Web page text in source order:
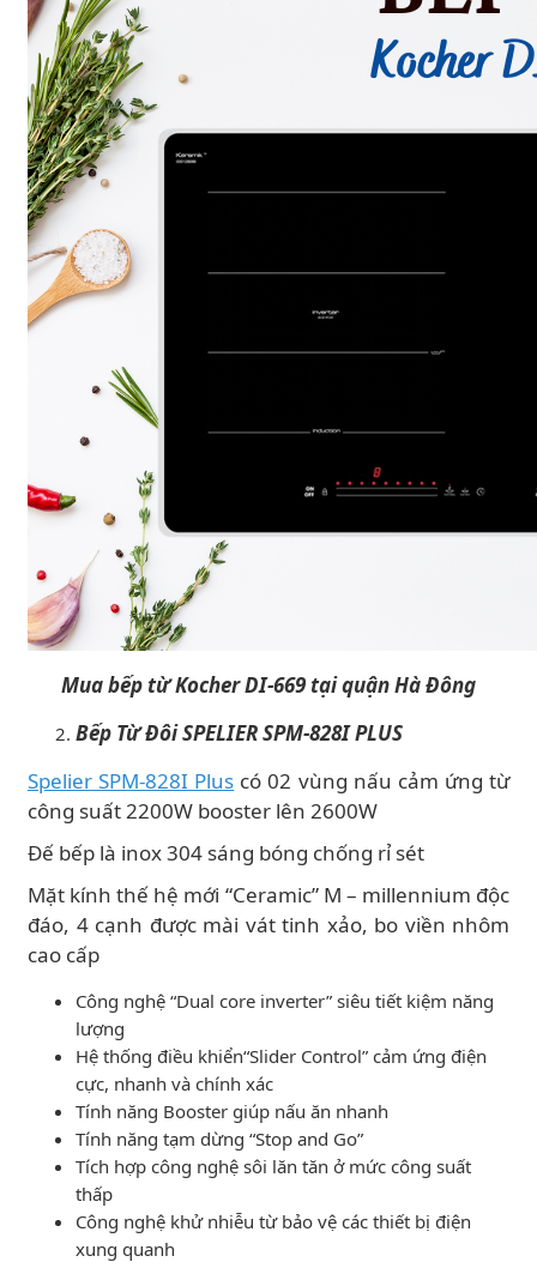
Mua bếp từ Kocher DI-669 tại quận Hà Đông
Bếp Từ Đôi SPELIER SPM-828I PLUS
Spelier SPM-828I Plus có 02 vùng nấu cảm ứng từ
công suất 2200W booster lên 2600W
Đế bếp là inox 304 sáng bóng chống rỉ sét
Mặt kính thế hệ mới “Ceramic” M – millennium độc
đáo, 4 cạnh được mài vát tinh xảo, bo viền nhôm
cao cấp
Công nghệ “Dual core inverter” siêu tiết kiệm năng
lượng
Hệ thống điều khiển“Slider Control” cảm ứng điện
cực, nhanh và chính xác
Tính năng Booster giúp nấu ăn nhanh
Tính năng tạm dừng “Stop and Go”
Tích hợp công nghệ sôi lăn tăn ở mức công suất
thấp
Công nghệ khử nhiễu từ bảo vệ các thiết bị điện
xung quanh